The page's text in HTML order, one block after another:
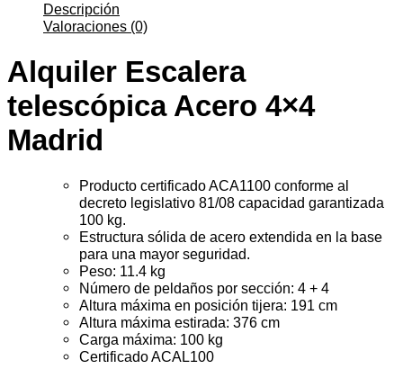
Descripción
Valoraciones (0)
Alquiler Escalera
telescópica Acero 4×4
Madrid
Producto certificado ACA1100 conforme al
decreto legislativo 81/08 capacidad garantizada
100 kg.
Estructura sólida de acero extendida en la base
para una mayor seguridad.
Peso: 11.4 kg
Número de peldaños por sección: 4 + 4
Altura máxima en posición tijera: 191 cm
Altura máxima estirada: 376 cm
Carga máxima: 100 kg
Certificado ACAL100